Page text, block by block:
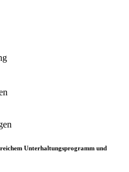
Unterhaltungsprogramm und